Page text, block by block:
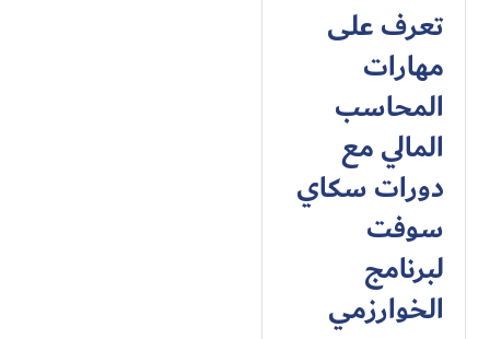
تعرف على
مهارات
المحاسب
المالي مع
دورات سكاي
سوفت
لبرنامج
الخوارزمي